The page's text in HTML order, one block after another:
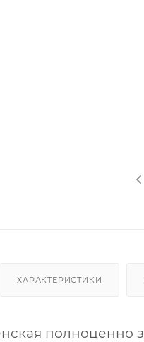
ХАРАКТЕРИСТИКИ
полноценно